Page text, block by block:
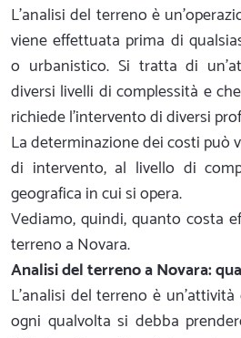
L’analisi del terreno è
viene effettuata prima di
o urbanistico. Si tratta di
diversi livelli di complessità e
richiede l’intervento di diversi
La determinazione dei costi può
di intervento, al livello di
geografica in cui si opera.
Vediamo, quindi, quanto costa
terreno a Novara.
Analisi del terreno a Novara:
L’analisi del terreno è
ogni qualvolta si debba